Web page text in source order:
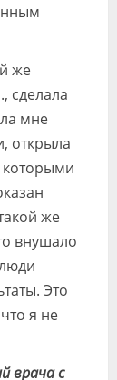
же
сделала
мне
открыла
которыми
же
внушало
Это
я не
врача с